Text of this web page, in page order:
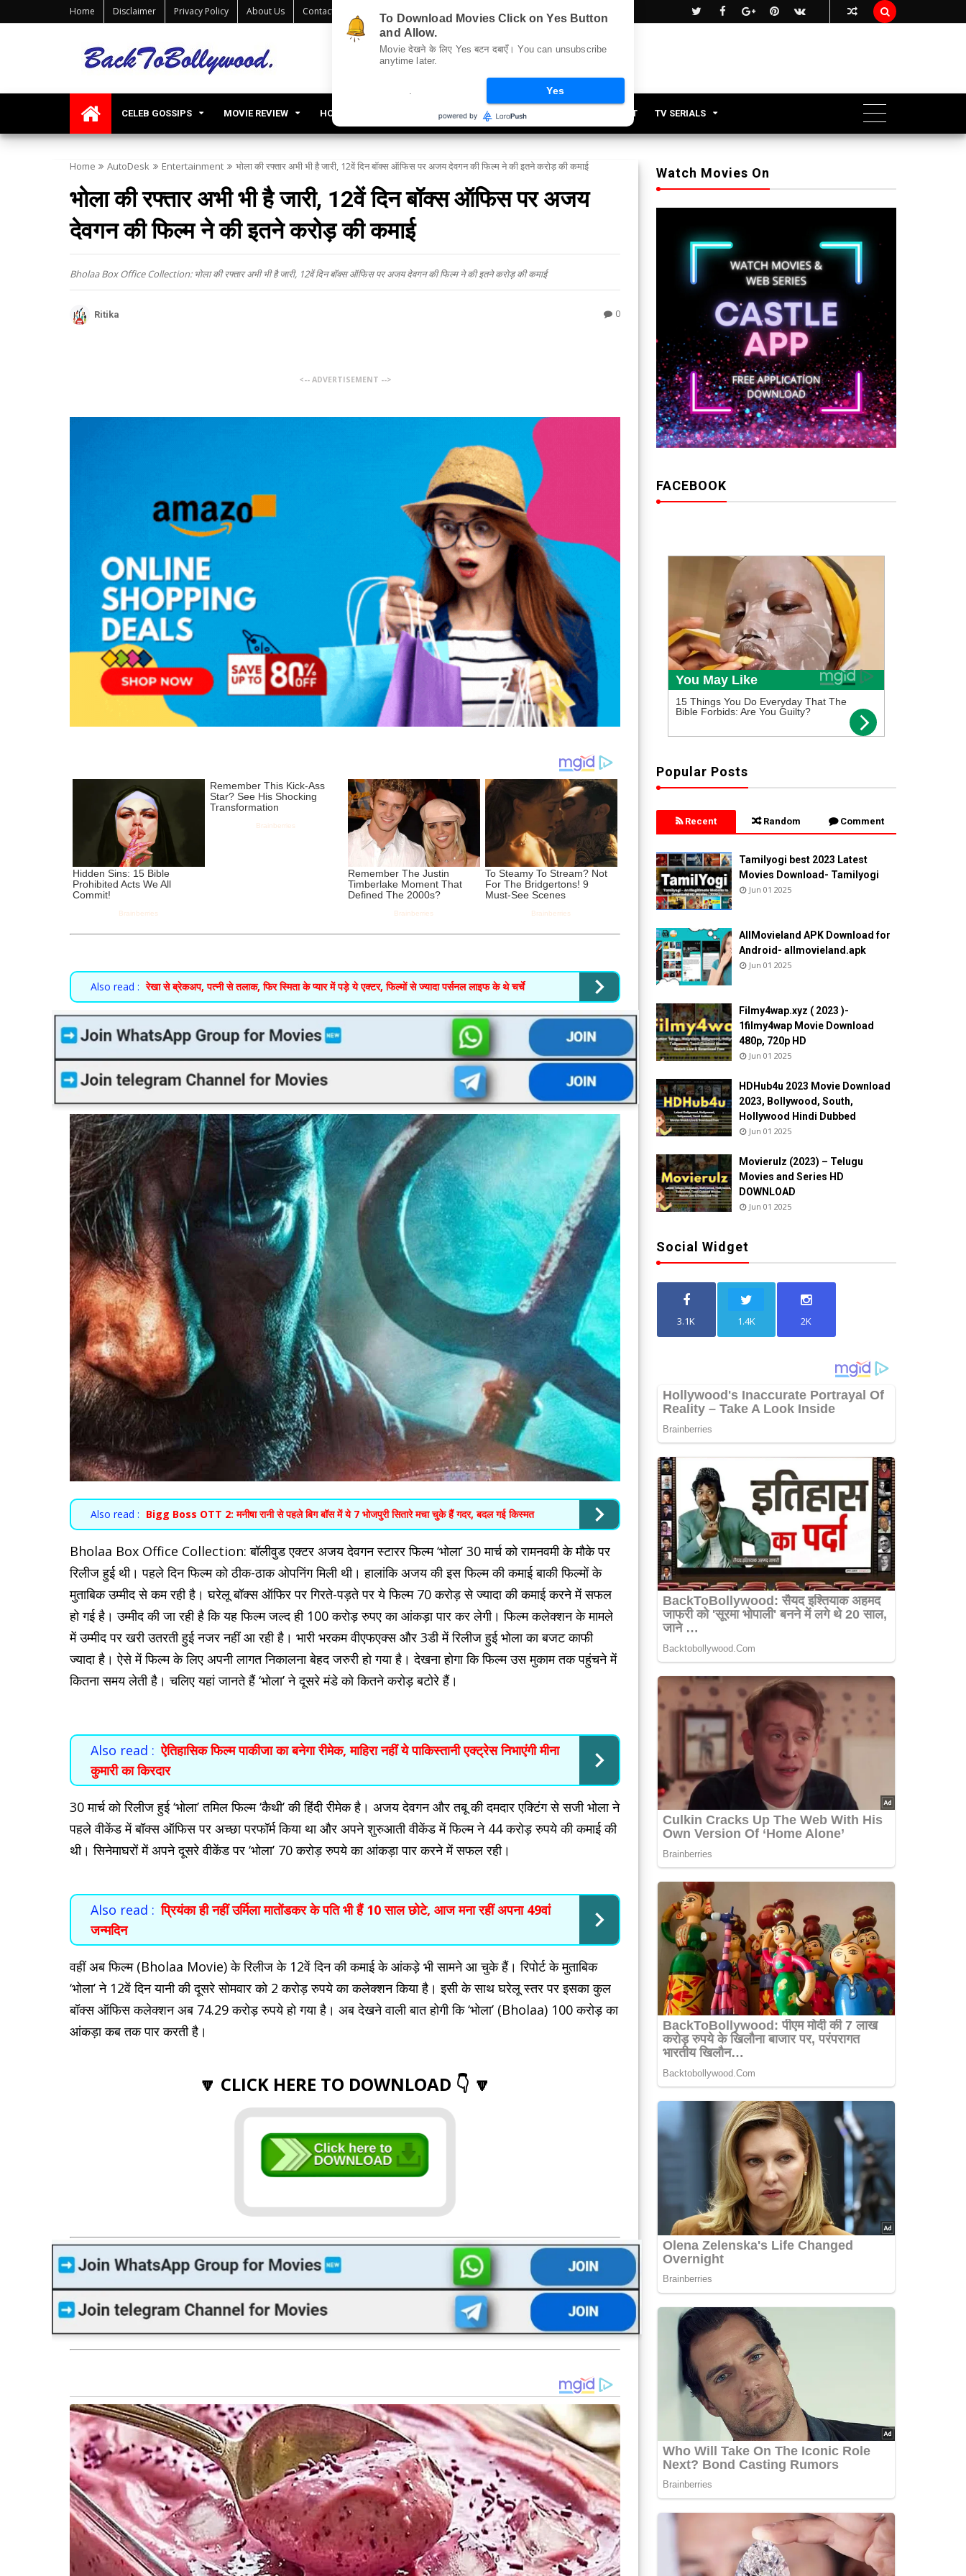
Home Disclaimer Privacy Policy About Us Contact Us Sitemap 
CELEB GOSSIPS MOVIE REVIEW HOLLYWOOD UPDATES LIFESTYLE OFFBEAT TV SERIALS
Home AutoDesk Entertainment भोला की रफ्तार अभी भी है जारी, 12वें दिन बॉक्स ऑफिस पर अजय देवगन की फिल्म ने की इतने करोड़ की कमाई
भोला की रफ्तार अभी भी है जारी, 12वें दिन बॉक्स ऑफिस पर अजय
देवगन की फिल्म ने की इतने करोड़ की कमाई
Bholaa Box Office Collection: भोला की रफ्तार अभी भी है जारी, 12वें दिन बॉक्स ऑफिस पर अजय देवगन की फिल्म ने की इतने करोड़ की कमाई
Ritika 0
<-- ADVERTISEMENT -->
Also read : रेखा से ब्रेकअप, पत्नी से तलाक, फिर स्मिता के प्यार में पड़े ये एक्टर, फिल्मों से ज्यादा पर्सनल लाइफ के थे चर्चे
Also read : Bigg Boss OTT 2: मनीषा रानी से पहले बिग बॉस में ये 7 भोजपुरी सितारे मचा चुके हैं गदर, बदल गई किस्मत
Bholaa Box Office Collection: बॉलीवुड एक्टर अजय देवगन स्टारर फिल्म ‘भोला’ 30 मार्च को रामनवमी के मौके पर
रिलीज हुई थी। पहले दिन फिल्म को ठीक-ठाक ओपनिंग मिली थी। हालांकि अजय की इस फिल्म की कमाई बाकी फिल्मों के
मुताबिक उम्मीद से कम रही है। घरेलू बॉक्स ऑफिर पर गिरते-पड़ते पर ये फिल्म 70 करोड़ से ज्यादा की कमाई करने में सफल
हो गई है। उम्मीद की जा रही है कि यह फिल्म जल्द ही 100 करोड़ रुपए का आंकड़ा पार कर लेगी। फिल्म कलेक्शन के मामले
में उम्मीद पर खरी उतरती हुई नजर नहीं आ रही है। भारी भरकम वीएफएक्स और 3डी में रिलीज हुई भोला का बजट काफी
ज्यादा है। ऐसे में फिल्म के लिए अपनी लागत निकालना बेहद जरुरी हो गया है। देखना होगा कि फिल्म उस मुकाम तक पहुंचने में
कितना समय लेती है। चलिए यहां जानते हैं ‘भोला’ ने दूसरे मंडे को कितने करोड़ बटोरे हैं।
Also read : ऐतिहासिक फिल्म पाकीजा का बनेगा रीमेक, माहिरा नहीं ये पाकिस्तानी एक्ट्रेस निभाएंगी मीना
कुमारी का किरदार
30 मार्च को रिलीज हुई ‘भोला’ तमिल फिल्म ‘कैथी’ की हिंदी रीमेक है। अजय देवगन और तबू की दमदार एक्टिंग से सजी भोला ने
पहले वीकेंड में बॉक्स ऑफिस पर अच्छा परफॉर्म किया था और अपने शुरुआती वीकेंड में फिल्म ने 44 करोड़ रुपये की कमाई की
थी। सिनेमाघरों में अपने दूसरे वीकेंड पर ‘भोला’ 70 करोड़ रुपये का आंकड़ा पार करने में सफल रही।
Also read : प्रियंका ही नहीं उर्मिला मातोंडकर के पति भी हैं 10 साल छोटे, आज मना रहीं अपना 49वां
जन्मदिन
वहीं अब फिल्म (Bholaa Movie) के रिलीज के 12वें दिन की कमाई के आंकड़े भी सामने आ चुके हैं। रिपोर्ट के मुताबिक
‘भोला’ ने 12वें दिन यानी की दूसरे सोमवार को 2 करोड़ रुपये का कलेक्शन किया है। इसी के साथ घरेलू स्तर पर इसका कुल
बॉक्स ऑफिस कलेक्शन अब 74.29 करोड़ रुपये हो गया है। अब देखने वाली बात होगी कि ‘भोला’ (Bholaa) 100 करोड़ का
आंकड़ा कब तक पार करती है।
🔽 CLICK HERE TO DOWNLOAD 👇 🔽
Watch Movies On
FACEBOOK
Popular Posts
Recent Random Comment
Tamilyogi best 2023 Latest
Movies Download- Tamilyogi
Jun 01 2025
AllMovieland APK Download for
Android- allmovieland.apk
Jun 01 2025
Filmy4wap.xyz ( 2023 )-
1filmy4wap Movie Download
480p, 720p HD
Jun 01 2025
HDHub4u 2023 Movie Download
2023, Bollywood, South,
Hollywood Hindi Dubbed
Jun 01 2025
Movierulz (2023) – Telugu
Movies and Series HD
DOWNLOAD
Jun 01 2025
Social Widget
3.1K 1.4K 2K
To Download Movies Click on Yes Button
and Allow.
Movie देखने के लिए Yes बटन दबाएँ। You can unsubscribe
anytime later.
Yes